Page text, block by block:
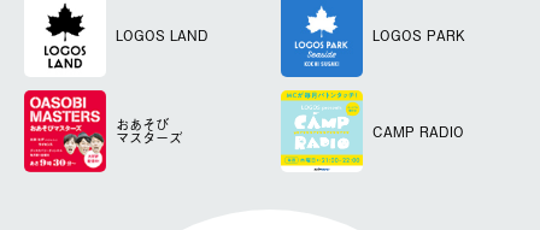
LOGOS LAND LOGOS PARK
おあそび
マスターズ CAMP RADIO